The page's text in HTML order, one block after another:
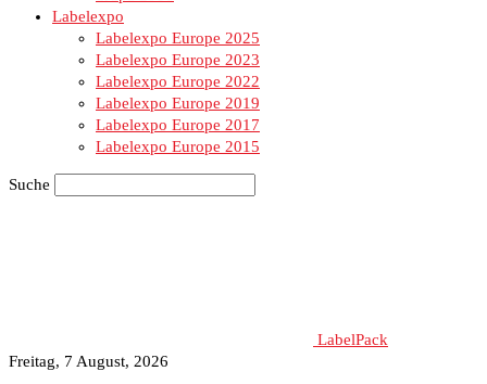
Labelexpo
Labelexpo Europe 2025
Labelexpo Europe 2023
Labelexpo Europe 2022
Labelexpo Europe 2019
Labelexpo Europe 2017
Labelexpo Europe 2015
Suche
LabelPack
Freitag, 7 August, 2026